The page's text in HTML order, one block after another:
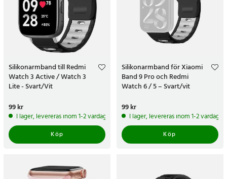
Silikonarmband till Redmi
Watch 3 Active / Watch 3
Lite - Svart/Vit
Pris:
99 kr
I lager, levereras inom 1-2 vardagar
Köp
Silikonarmband för Xiaomi
Band 9 Pro och Redmi
Watch 6 / 5 – Svart/vit
Pris:
99 kr
I lager, levereras inom 1-2 vardagar
Köp